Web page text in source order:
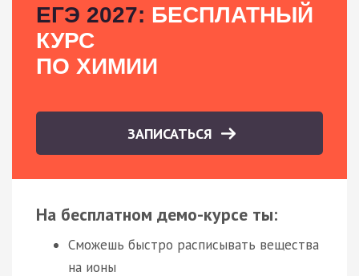
ЕГЭ 2027: БЕСПЛАТНЫЙ
КУРС
ПО ХИМИИ
ЗАПИСАТЬСЯ
На бесплатном демо-курсе ты:
Сможешь быстро расписывать вещества
на ионы